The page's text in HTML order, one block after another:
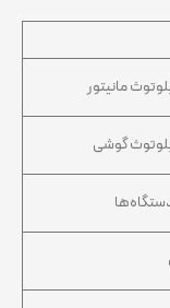
مانیتور
گوشی